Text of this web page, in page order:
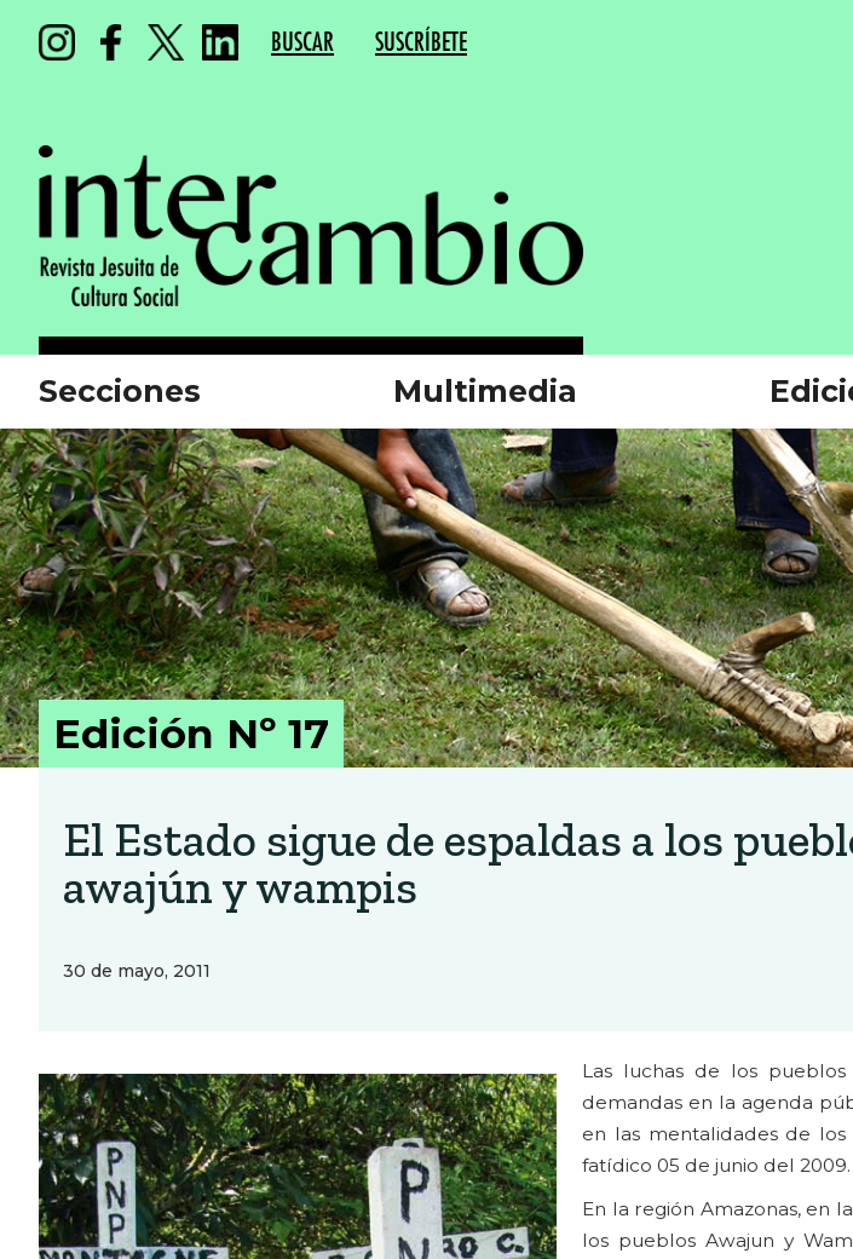
BUSCAR SUSCRÍBETE
Secciones Multimedia
Edición Nº 17
El Estado sigue de espaldas a los
awajún y wampis
30 de mayo, 2011
Las luchas de los
demandas en la agenda
en las mentalidades de
fatídico 05 de junio del 2009.
En la región Amazonas, en
los pueblos Awajun y